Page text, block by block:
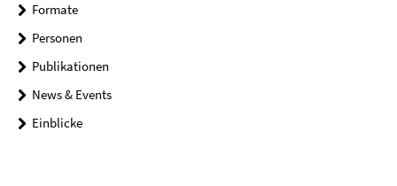
Formate
Personen
Publikationen
News & Events
Einblicke